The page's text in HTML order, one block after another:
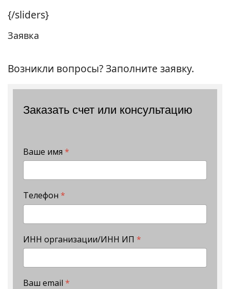
{/sliders}
Заявка
Возникли вопросы? Заполните заявку.
Заказать счет или консультацию
Ваше имя *
Телефон *
ИНН организации/ИНН ИП *
Ваш email *